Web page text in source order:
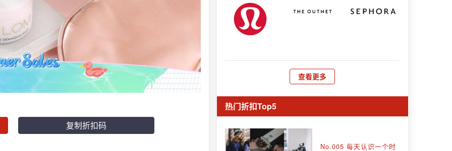
复制折扣码
查看更多
热门折扣Top5
No.005 每天认识一个时